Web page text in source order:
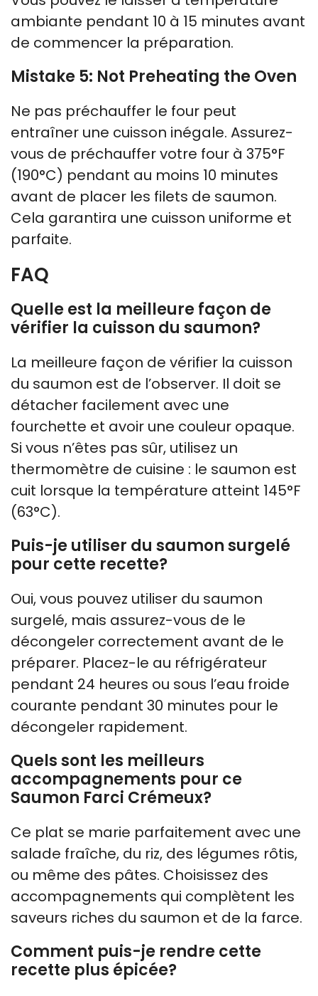
ambiante pendant 10 à 15 minutes avant
de commencer la préparation.
Mistake 5: Not Preheating the Oven
Ne pas préchauffer le four peut
entraîner une cuisson inégale. Assurez-
vous de préchauffer votre four à 375°F
(190°C) pendant au moins 10 minutes
avant de placer les filets de saumon.
Cela garantira une cuisson uniforme et
parfaite.
FAQ
Quelle est la meilleure façon de
vérifier la cuisson du saumon?
La meilleure façon de vérifier la cuisson
du saumon est de l’observer. Il doit se
détacher facilement avec une
fourchette et avoir une couleur opaque.
Si vous n’êtes pas sûr, utilisez un
thermomètre de cuisine : le saumon est
cuit lorsque la température atteint 145°F
(63°C).
Puis-je utiliser du saumon surgelé
pour cette recette?
Oui, vous pouvez utiliser du saumon
surgelé, mais assurez-vous de le
décongeler correctement avant de le
préparer. Placez-le au réfrigérateur
pendant 24 heures ou sous l’eau froide
courante pendant 30 minutes pour le
décongeler rapidement.
Quels sont les meilleurs
accompagnements pour ce
Saumon Farci Crémeux?
Ce plat se marie parfaitement avec une
salade fraîche, du riz, des légumes rôtis,
ou même des pâtes. Choisissez des
accompagnements qui complètent les
saveurs riches du saumon et de la farce.
Comment puis-je rendre cette
recette plus épicée?